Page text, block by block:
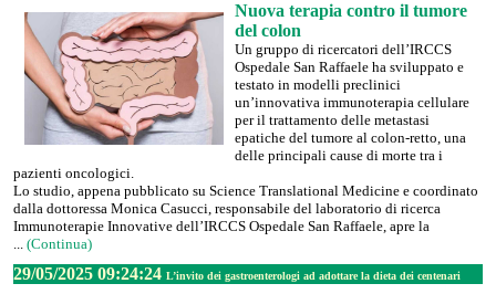
Nuova terapia contro il tumore
del colon
Un gruppo di ricercatori dell’IRCCS
Ospedale San Raffaele ha sviluppato e
testato in modelli preclinici
un’innovativa immunoterapia cellulare
per il trattamento delle metastasi
epatiche del tumore al colon-retto, una
delle principali cause di morte tra i
pazienti oncologici.
Lo studio, appena pubblicato su Science Translational Medicine e coordinato
dalla dottoressa Monica Casucci, responsabile del laboratorio di ricerca
Immunoterapie Innovative dell’IRCCS Ospedale San Raffaele, apre la
... (Continua)
29/05/2025 09:24:24 L’invito dei gastroenterologi ad adottare la dieta dei centenari